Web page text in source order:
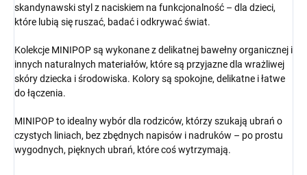
skandynawski styl z naciskiem na funkcjonalność – dla dzieci,
które lubią się ruszać, badać i odkrywać świat.
Kolekcje MINIPOP są wykonane z delikatnej bawełny organicznej i
innych naturalnych materiałów, które są przyjazne dla wrażliwej
skóry dziecka i środowiska. Kolory są spokojne, delikatne i łatwe
do łączenia.
MINIPOP to idealny wybór dla rodziców, którzy szukają ubrań o
czystych liniach, bez zbędnych napisów i nadruków – po prostu
wygodnych, pięknych ubrań, które coś wytrzymają.